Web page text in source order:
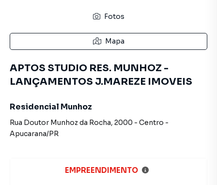
Fotos
Mapa
APTOS STUDIO RES. MUNHOZ -
LANÇAMENTOS J.MAREZE IMOVEIS
Residencial Munhoz
Rua Doutor Munhoz da Rocha, 2000 - Centro -
Apucarana/PR
EMPREENDIMENTO